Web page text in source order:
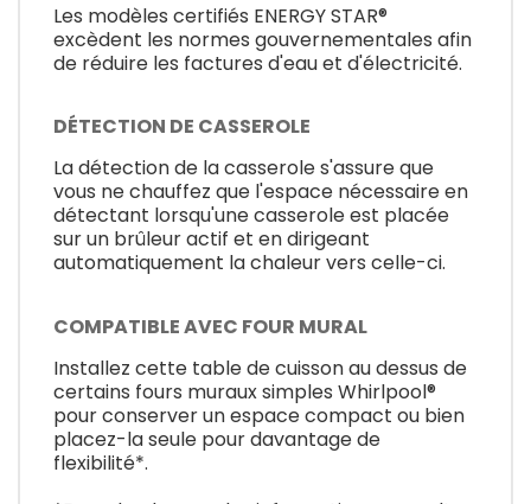
Les modèles certifiés ENERGY STAR®
excèdent les normes gouvernementales afin
de réduire les factures d'eau et d'électricité.
DÉTECTION DE CASSEROLE
La détection de la casserole s'assure que
vous ne chauffez que l'espace nécessaire en
détectant lorsqu'une casserole est placée
sur un brûleur actif et en dirigeant
automatiquement la chaleur vers celle-ci.
COMPATIBLE AVEC FOUR MURAL
Installez cette table de cuisson au dessus de
certains fours muraux simples Whirlpool®
pour conserver un espace compact ou bien
placez-la seule pour davantage de
flexibilité*.